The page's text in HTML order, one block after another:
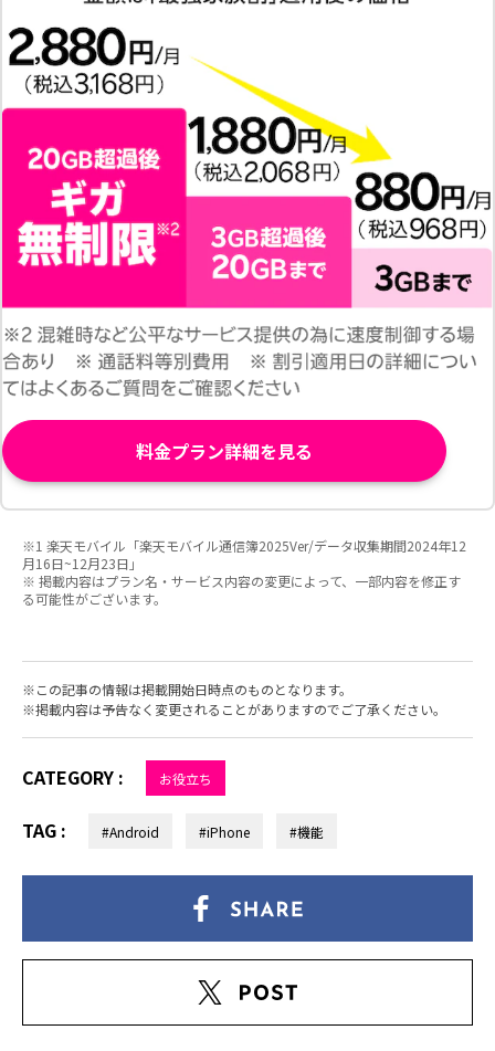
料金プラン詳細を見る
※1 楽天モバイル「楽天モバイル通信簿2025Ver/データ収集期間2024年12
月16日~12月23日」
※ 掲載内容はプラン名・サービス内容の変更によって、一部内容を修正す
る可能性がございます。
この記事の情報は掲載開始日時点のものとなります。
掲載内容は予告なく変更されることがありますのでご了承ください。
CATEGORY : お役立ち
TAG : #Android #iPhone #機能